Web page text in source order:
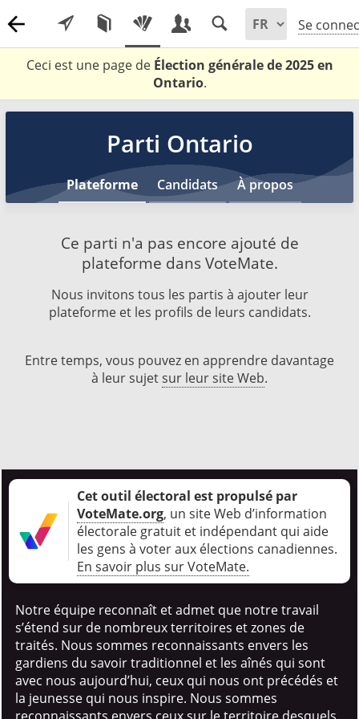
Se
Ceci est une page de Élection générale de 2025 en
Ontario.
Parti Ontario
Plateforme Candidats À propos
Ce parti n'a pas encore ajouté de
plateforme dans VoteMate.
Nous invitons tous les partis à ajouter leur
plateforme et les profils de leurs candidats.
Entre temps, vous pouvez en apprendre davantage
à leur sujetsur leur site Web.
Cet outil électoral est propulsé par
VoteMate.org, un site Web d’information
électorale gratuit et indépendant qui aide
les gens à voter aux élections canadiennes.
En savoir plus sur VoteMate.
Notre équipe reconnaît et admet que notre travail
s’étend sur de nombreux territoires et zones de
traités. Nous sommes reconnaissants envers les
gardiens du savoir traditionnel et les aînés qui sont
avec nous aujourd’hui, ceux qui nous ont précédés et
la jeunesse qui nous inspire. Nous sommes